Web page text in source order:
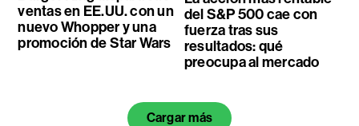
ventas en EE.UU. con un
nuevo Whopper y una
promoción de Star Wars
del S&P 500 cae con
fuerza tras sus
resultados: qué
preocupa al mercado
Cargar más